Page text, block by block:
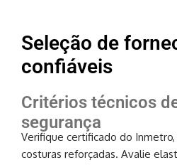
Seleção de
confiáveis
Critérios técnicos
segurança
Verifique certificado do
costuras reforçadas. Avalie